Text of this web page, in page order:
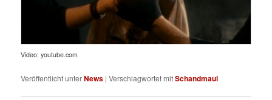
Video: youtube.com
Veröffentlicht unterNews |Verschlagwortet mitSchandmaul